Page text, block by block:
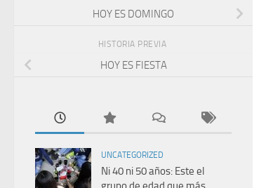
HOY ES DOMINGO
HISTORIA PREVIA
HOY ES FIESTA
UNCATEGORIZED
Ni 40 ni 50 años: Este el